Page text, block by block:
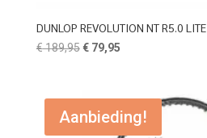
DUNLOP REVOLUTION NT R5.0 LITE
€189,95 Oorspronkelijke
€ 189,95.
€79,95Huidige
€ 79,95.
Aanbieding!